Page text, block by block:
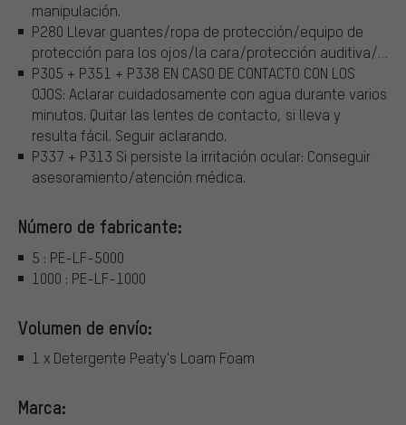
manipulación.
P280 Llevar guantes/ropa de protección/equipo de
protección para los ojos/la cara/protección auditiva/…
P305 + P351 + P338 EN CASO DE CONTACTO CON LOS
OJOS: Aclarar cuidadosamente con agua durante varios
minutos. Quitar las lentes de contacto, si lleva y
resulta fácil. Seguir aclarando.
P337 + P313 Si persiste la irritación ocular: Conseguir
asesoramiento/atención médica.
Número de fabricante:
5 : PE-LF-5000
1000 : PE-LF-1000
Volumen de envío:
1 x Detergente Peaty's Loam Foam
Marca: